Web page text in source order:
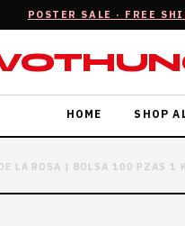
POSTER SALE · FREE
HOME SHOP
LA ROSA | BOLSA 100 PZAS 1